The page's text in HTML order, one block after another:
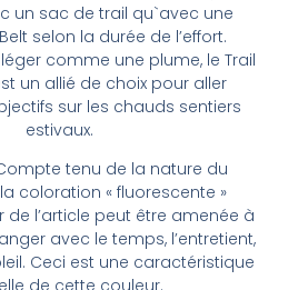
un sac de trail qu`avec une
selon la durée de l’effort.
comme une plume, le Trail
un allié de choix pour aller
sur les chauds sentiers
estivaux.
tenu de la nature du
coloration « fluorescente »
de l’article peut être amenée à
avec le temps, l’entretient,
Ceci est une caractéristique